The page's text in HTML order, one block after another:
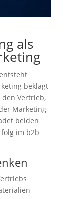
als
beklagt
Vertrieb,
Marketing-
beiden
im b2b